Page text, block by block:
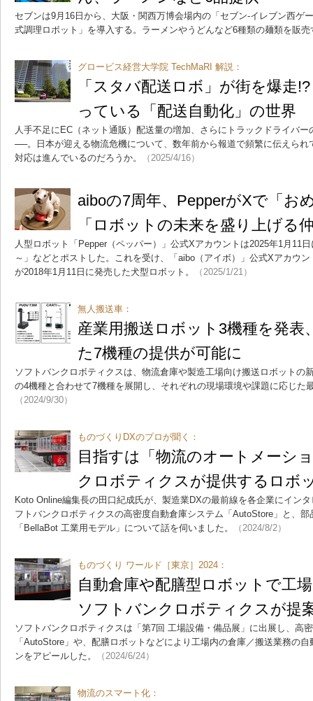
セブンは9月16日から、大阪・関西万博会場内の「セブン‐イレブン西ゲ
式調理ロボット」を導入する。ラーメンやうどんなど6種類の麺類を販売
グロービス経営大学院 TechMaRI 解説：
「スタバ配送ロボ」が街を爆
っている「配送自動化」の世界
人手不足にEC（ネット通販）配送量の増加、さらにトラックドライバ
──。日本が迎える物流危機について、数年前から報道で頻繁に伝えられ
対応は進んでいるのだろうか。
（2025/4/16）
aiboの7周年、PepperがXで「
「ロボットの未来を盛り上げる
人型ロボット「Pepper（ペッパー）」公式Xアカウントは2025年1月11
～」などとポストした。これを受け、「aibo（アイボ）」公式Xアカウ
が2018年1月11日に発売した犬型ロボット。
（2025/1/21）
無人搬送車：
産業用搬送ロボット3機種を発表
た7機種の提供が可能に
ソフトバンクロボティクスは、物流倉庫や製造工場向け搬送ロボットの
の4機種と合わせて7機種を展開し、それぞれの現場環境や課題に応じた
（2024/9/30）
ものづくりDXのプロが聞く：
目指すは「物流のオートメーシ
クロボティクスが提供するロボ
Koto Online編集長の田口紀成氏が、製造業DXの最前線を各企業にイン
フトバンクロボティクスの高密度自動倉庫システム「AutoStore」と、
「BellaBot 工業用モデル」について話を伺いました。
（2024/8/2）
ものづくり ワールド［東京］2024：
自動倉庫や配膳型ロボットで工
ソフトバンクロボティクスが提
ソフトバンクロボティクスは「第7回 工場設備・備品展」に出展し、高
「AutoStore」や、配膳ロボットなどにより工場内の倉庫／搬送業務の
ンをアピールした。
（2024/6/24）
物流のスマート化：